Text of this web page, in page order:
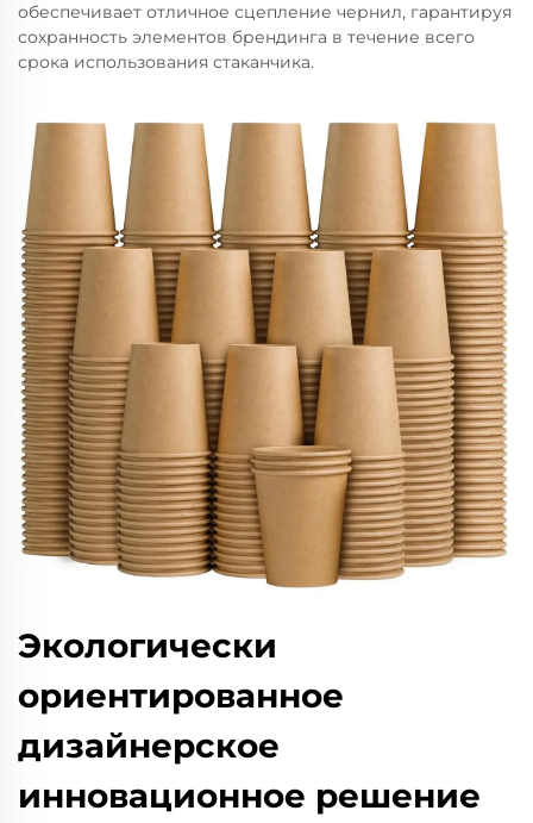
обеспечивает отличное сцепление чернил, гарантируя
сохранность элементов брендинга в течение всего
срока использования стаканчика.
Экологически
ориентированное
дизайнерское
инновационное решение